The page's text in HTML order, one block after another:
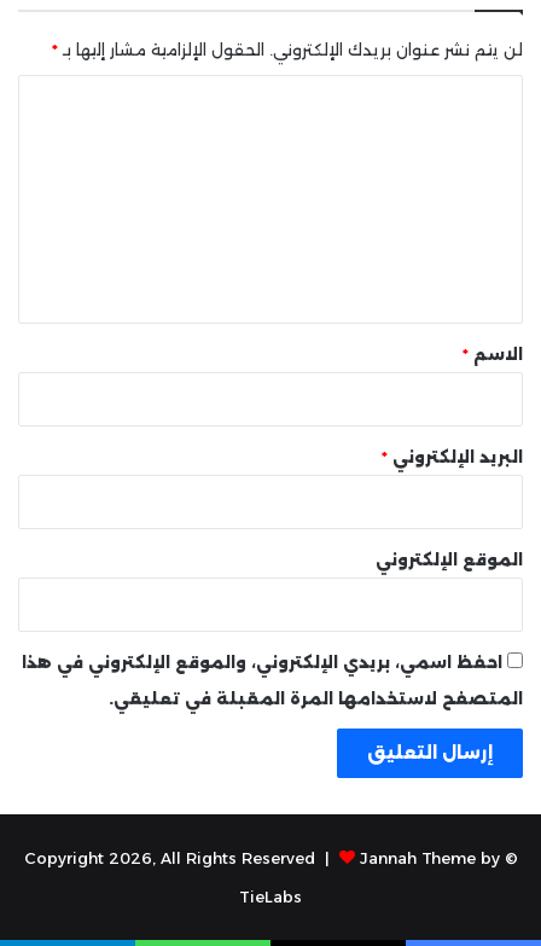
لن يتم نشر عنوان بريدك الإلكتروني. الحقول الإلزامية مشار إليها بـ *
* الاسم *
البريد الإلكتروني *
الموقع الإلكتروني
احفظ اسمي، بريدي الإلكتروني، والموقع الإلكتروني في هذا
المتصفح لاستخدامها المرة المقبلة في تعليقي.
© Copyright 2026, All Rights Reserved |
Jannah Theme by
TieLabs